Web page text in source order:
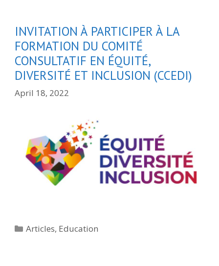
INVITATION À PARTICIPER À LA
FORMATION DU COMITÉ
CONSULTATIF EN ÉQUITÉ,
DIVERSITÉ ET INCLUSION (CCEDI)
April 18, 2022
Categories
Articles, Education